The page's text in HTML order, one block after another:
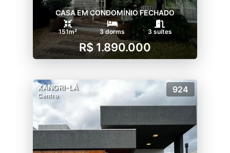
CASA EM CONDOMÍNIO FECHADO
151m² 3 dorms 3 suítes
R$ 1.890.000
XANGRI-LÁ
Centro
924